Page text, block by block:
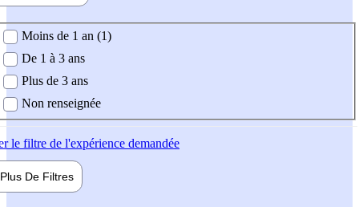
demandée
Moins de 1 an (1)
De 1 à 3 ans
Plus de 3 ans
Non renseignée
le filtre de l'expérience demandée
Plus De Filtres